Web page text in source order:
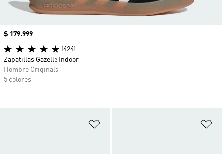
Precio
$ 179.999
(424)
Zapatillas Gazelle Indoor
Hombre Originals
5 colores